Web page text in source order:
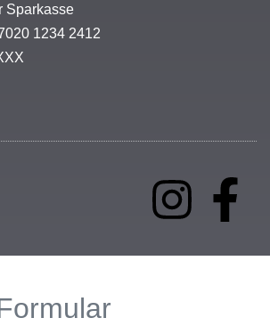
Sparkasse
1234 2412